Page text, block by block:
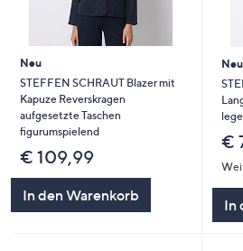
Neu
STEFFEN SCHRAUT Blazer mit
Kapuze Reverskragen
aufgesetzte Taschen
figurumspielend
€ 109,99
In den Warenkorb
Neu
€
In